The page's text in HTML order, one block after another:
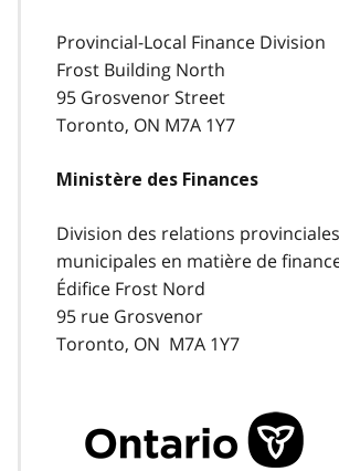
Provincial-Local Finance Division
Frost Building North
95 Grosvenor Street
Toronto, ON M7A 1Y7
Ministère des Finances
Division des relations
municipales en matière de
Édifice Frost Nord
95 rue Grosvenor
Toronto, ON M7A 1Y7